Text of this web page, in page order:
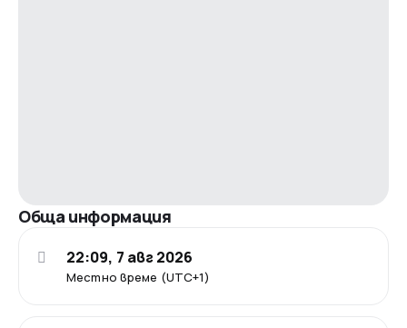
Обща информация
Местно време (UTC+1)
22:09, 7 авг 2026